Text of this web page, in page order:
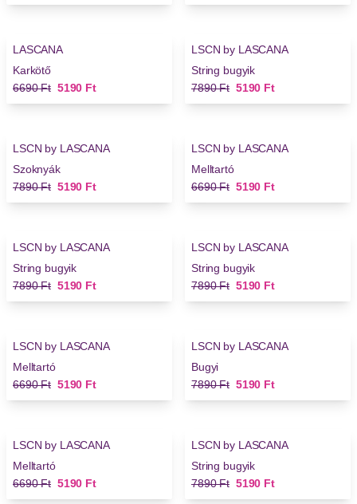
LASCANA
Karkötő
Régi ár
6690 Ft Új ár
5190 Ft
LSCN by LASCANA
String bugyik
Régi ár
7890 Ft Új ár
5190 Ft
LSCN by LASCANA
Szoknyák
Régi ár
7890 Ft Új ár
5190 Ft
LSCN by LASCANA
Melltartó
Régi ár
6690 Ft Új ár
5190 Ft
LSCN by LASCANA
String bugyik
Régi ár
7890 Ft Új ár
5190 Ft
LSCN by LASCANA
String bugyik
Régi ár
7890 Ft Új ár
5190 Ft
LSCN by LASCANA
Melltartó
Régi ár
6690 Ft Új ár
5190 Ft
LSCN by LASCANA
Bugyi
Régi ár
7890 Ft Új ár
5190 Ft
LSCN by LASCANA
Melltartó
Régi ár
6690 Ft Új ár
5190 Ft
LSCN by LASCANA
String bugyik
Régi ár
7890 Ft Új ár
5190 Ft